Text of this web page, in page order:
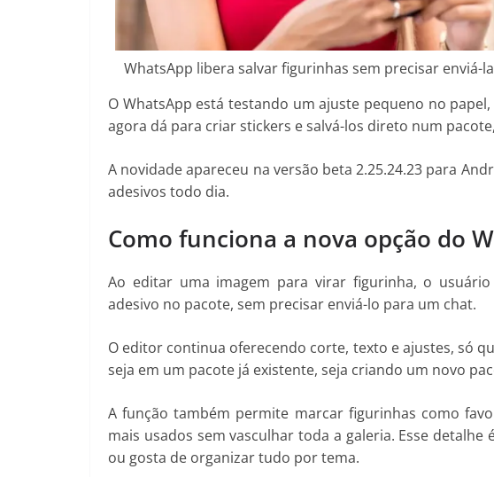
WhatsApp libera salvar figurinhas sem precisar enviá-
O WhatsApp está testando um ajuste pequeno no
agora dá para criar stickers e salvá-los direto num
A novidade apareceu na versão beta 2.25.24.23 para
adesivos todo dia.
Como funciona a nova opção do
Ao editar uma imagem para virar figurinha, o
adesivo no pacote, sem precisar enviá-lo para um chat.
O editor continua oferecendo corte, texto e ajustes, só
seja em um pacote já existente, seja criando um novo
A função também permite marcar figurinhas como
mais usados sem vasculhar toda a galeria. Esse
ou gosta de organizar tudo por tema.